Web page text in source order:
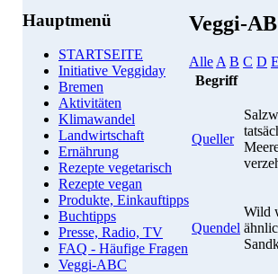
Hauptmenü
STARTSEITE
Initiative Veggiday
Bremen
Aktivitäten
Klimawandel
Landwirtschaft
Ernährung
Rezepte vegetarisch
Rezepte vegan
Produkte, Einkauftipps
Buchtipps
Presse, Radio, TV
FAQ - Häufige Fragen
Veggi-ABC
Veggi-
Alle A B C D E
Begriff
Queller
Quendel
Wild